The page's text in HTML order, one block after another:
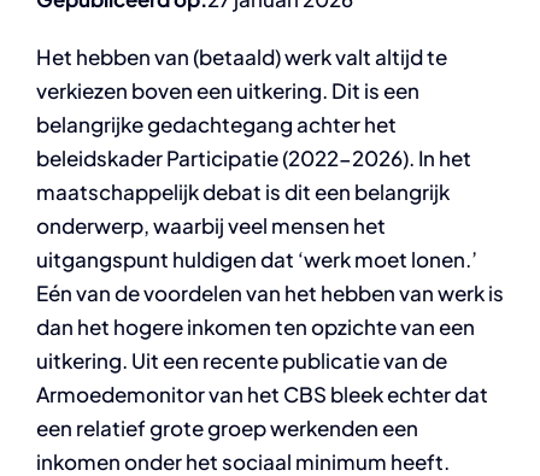
Het hebben van (betaald) werk valt altijd te
verkiezen boven een uitkering. Dit is een
belangrijke gedachtegang achter het
beleidskader Participatie (2022-2026). In het
maatschappelijk debat is dit een belangrijk
onderwerp, waarbij veel mensen het
uitgangspunt huldigen dat ‘werk moet lonen.’
Eén van de voordelen van het hebben van werk is
dan het hogere inkomen ten opzichte van een
uitkering. Uit een recente publicatie van de
Armoedemonitor van het CBS bleek echter dat
een relatief grote groep werkenden een
inkomen onder het sociaal minimum heeft.